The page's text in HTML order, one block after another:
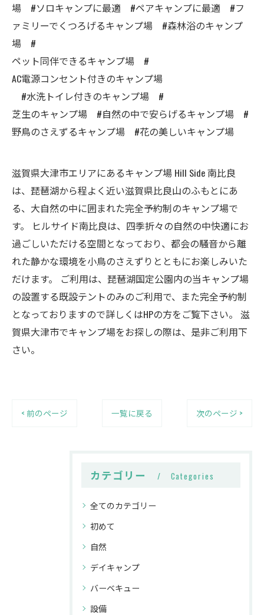
場 #ソロキャンプに最適 #ペアキャンプに最適 #フ
ァミリーでくつろげるキャンプ場 #森林浴のキャンプ
場 #
ペット同伴できるキャンプ場 #
AC電源コンセント付きのキャンプ場
#水洗トイレ付きのキャンプ場 #
芝生のキャンプ場 #自然の中で安らげるキャンプ場 #
野鳥のさえずるキャンプ場 #花の美しいキャンプ場
滋賀県大津市エリアにあるキャンプ場 Hill Side 南比良
は、琵琶湖から程よく近い滋賀県比良山のふもとにあ
る、大自然の中に囲まれた完全予約制のキャンプ場で
す。 ヒルサイド南比良は、四季折々の自然の中快適にお
過ごしいただける空間となっており、都会の騒音から離
れた静かな環境を小鳥のさえずりとともにお楽しみいた
だけます。 ご利用は、琵琶湖国定公園内の当キャンプ場
の設置する既設テントのみのご利用で、また完全予約制
となっておりますので詳しくはHPの方をご覧下さい。 滋
賀県大津市でキャンプ場をお探しの際は、是非ご利用下
さい。
< 前のページ 一覧に戻る 次のページ >
カテゴリー Categories
全てのカテゴリー
初めて
自然
デイキャンプ
バーベキュー
設備